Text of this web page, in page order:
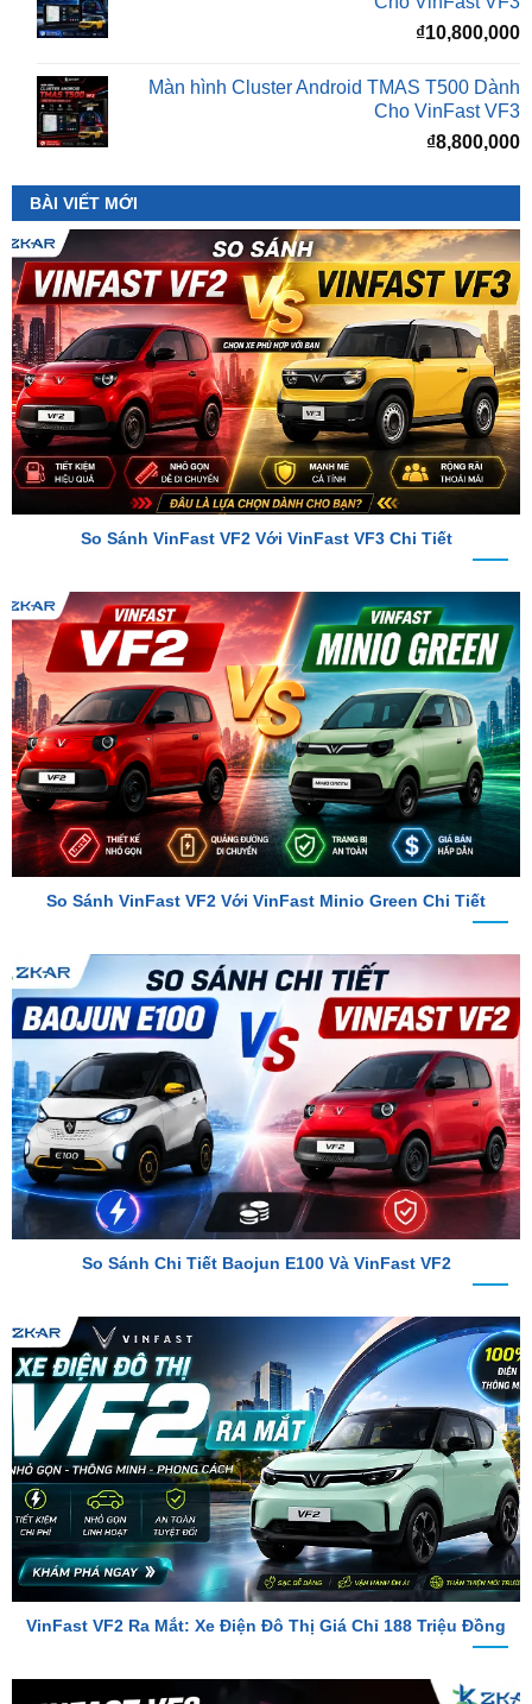
Màn hình Cluster Android TMAS T500 Dành
₫8,800,000
BÀI VIẾT MỚI
So Sánh VinFast VF2 Với VinFast VF3 Chi Tiết
So Sánh VinFast VF2 Với VinFast Minio Green Chi Tiết
So Sánh Chi Tiết Baojun E100 Và VinFast VF2
VinFast VF2 Ra Mắt: Xe Điện Đô Thị Giá Chỉ 188 Triệu Đồng